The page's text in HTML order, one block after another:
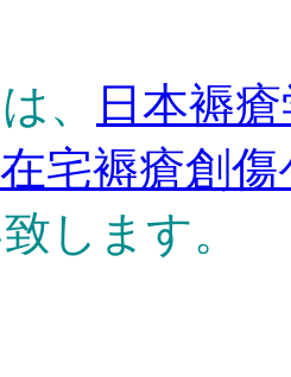
、
日本褥
在宅褥瘡創
します。